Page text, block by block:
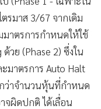
รมาส 3/67 จากเดิม
มาตรการกำหนดให้ใช้
ย (Phase 2) ซึ่งใน
มาตรการ Auto Halt
ว่าจำนวนหุ้นที่กำหนด
จผิดปกติ ได้เลื่อน